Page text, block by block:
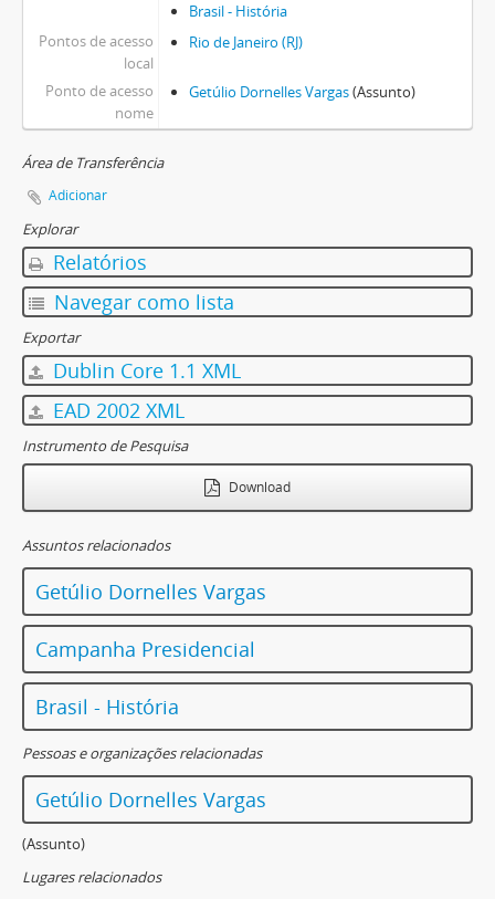
Brasil - História
Pontos de acesso
local
Rio de Janeiro (RJ)
Ponto de acesso
nome
Getúlio Dornelles Vargas(Assunto)
Área de Transferência
Adicionar
Explorar
Relatórios
Navegar como lista
Exportar
Dublin Core 1.1 XML
EAD 2002 XML
Instrumento de Pesquisa
Download
Assuntos relacionados
Getúlio Dornelles Vargas
Campanha Presidencial
Brasil - História
Pessoas e organizações relacionadas
Getúlio Dornelles Vargas
(Assunto)
Lugares relacionados